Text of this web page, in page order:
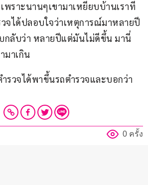
พราะนานๆเขามาเหยียบบ้านเราที
จได้ปลอบใจว่าเหตุการณ์มาหลายปี
กลับว่า หลายปีแต่มันไม่ดีขึ้น มานี่
มาเกิน
รวจได้พาขึ้นรถตำรวจและบอกว่า
0 ครั้ง